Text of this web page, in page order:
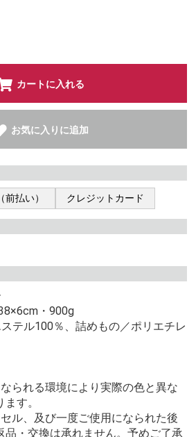
カートに入れる
お気に入りに追加
前払い） クレジットカード
・900g
テル100％、詰めもの／ポリエチレ
られる環境により実際の色と異な
す。
ル、及び一度ご使用になられた後
品・交換は承れません。予めご了承